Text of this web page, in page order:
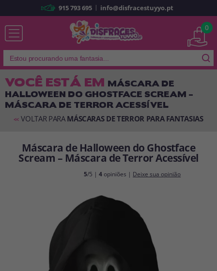
Já sou cliente
Lembrar-me Esqueceu sua senha?
ENTRAR
É a minha primeira vez
Sou novo
compras rapidamente em nossa loja virtual, verificar o status de seus
pedidos e consultar suas operações anteriores.
Vá em frente! Estávamos esperando por você.
915 793 695 | info@disfracestuyyo.pt
0
VOCÊ ESTÁ EM MÁSCARA DE
HALLOWEEN DO GHOSTFACE SCREAM –
MÁSCARA DE TERROR ACESSÍVEL
<< VOLTAR PARA MÁSCARAS DE TERROR PARA FANTASIAS
Máscara de Halloween do Ghostface
Scream – Máscara de Terror Acessível
5/5 |4 opiniões | Deixe sua opinião